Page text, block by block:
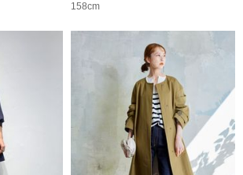
158cm